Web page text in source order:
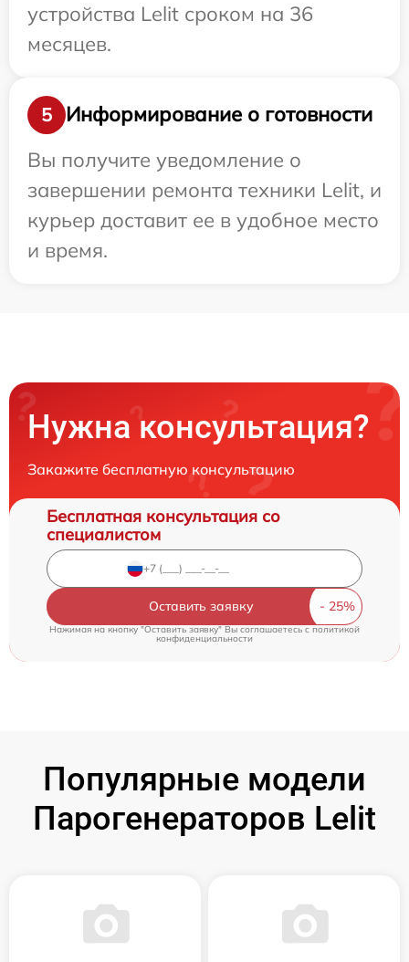
устройства Lelit сроком на 36
месяцев.
5
Информирование о готовности
Вы получите уведомление о
завершении ремонта техники Lelit, и
курьер доставит ее в удобное место
и время.
Нужна консультация?
Закажите бесплатную консультацию
Бесплатная консультация со
специалистом
Оставить заявку
Нажимая на кнопку "Оставить заявку" Вы соглашаетесь cполитикой
конфиденциальности
Популярные модели
Парогенераторов Lelit